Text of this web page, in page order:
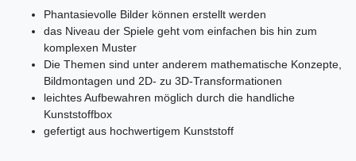
Phantasievolle Bilder können erstellt werden
das Niveau der Spiele geht vom einfachen bis hin zum
komplexen Muster
Die Themen sind unter anderem mathematische Konzepte,
Bildmontagen und 2D- zu 3D-Transformationen
leichtes Aufbewahren möglich durch die handliche
Kunststoffbox
gefertigt aus hochwertigem Kunststoff